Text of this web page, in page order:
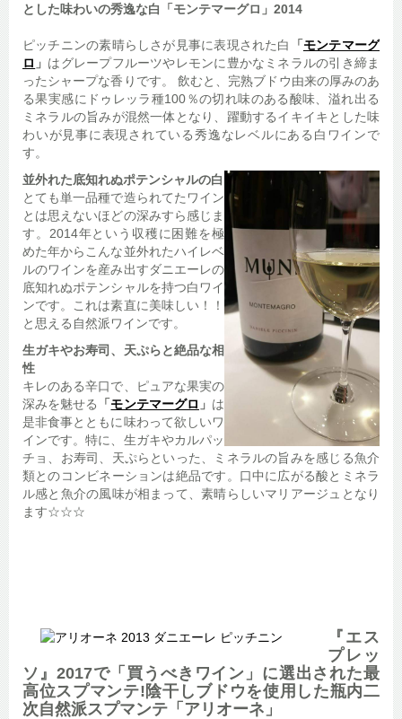
とした味わいの秀逸な白「モンテマーグロ」2014
ピッチニンの素晴らしさが見事に表現された白 「 モンテマーグ
ロ 」 はグレープフルーツやレモンに豊かなミネラルの引き締ま
ったシャープな香りです。 飲むと、完熟ブドウ由来の厚みのあ
る果実感にドゥレッラ種100％の切れ味のある酸味、溢れ出る
ミネラルの旨みが混然一体となり、躍動するイキイキとした味
わいが見事に表現されている秀逸なレベルにある白ワインで
す。
並外れた底知れぬポテンシャルの白
とても単一品種で造られてたワイン
とは思えないほどの深みすら感じま
す。2014年という収穫に困難を極
めた年からこんな並外れたハイレベ
ルのワインを産み出すダニエーレの
底知れぬポテンシャルを持つ白ワイ
ンです。これは素直に美味しい！！
と思える自然派ワインです。
生ガキやお寿司、天ぷらと絶品な相
性
キレのある辛口で、ピュアな果実の
深みを魅せる
「 モンテマーグロ 」 は
是非食事とともに味わって欲しいワ
インです。特に、生ガキやカルパッ
チョ、お寿司、天ぷらといった、ミネラルの旨みを感じる魚介
類とのコンビネーションは絶品です。口中に広がる酸とミネラ
ル感と魚介の風味が相まって、素晴らしいマリアージュとなり
ます☆☆☆
『エス
プレッ
ソ』2017で「買うべきワイン」に選出された最
高位スプマンテ!陰干しブドウを使用した瓶内二
次自然派スプマンテ「アリオーネ」